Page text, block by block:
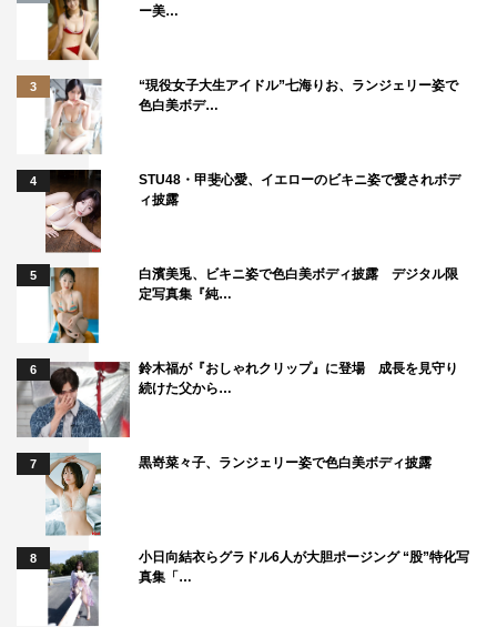
ー美…
3
“現役女子大生アイドル”七海りお、ランジェリー姿で
色白美ボデ…
4
STU48・甲斐心愛、イエローのビキニ姿で愛されボデ
ィ披露
5
白濱美兎、ビキニ姿で色白美ボディ披露 デジタル限
定写真集『純…
6
鈴木福が『おしゃれクリップ』に登場 成長を見守り
続けた父から…
7 黒嵜菜々子、ランジェリー姿で色白美ボディ披露
8
小日向結衣らグラドル6人が大胆ポージング “股”特化写
真集「…